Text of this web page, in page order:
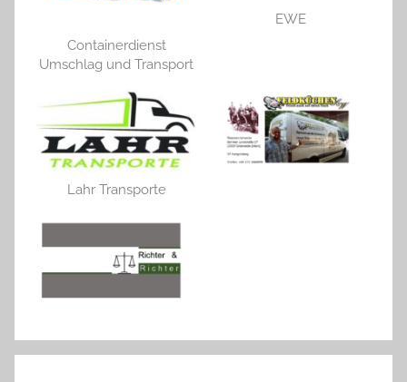
Containerdienst
Umschlag und Transport
EWE
Lahr Transporte